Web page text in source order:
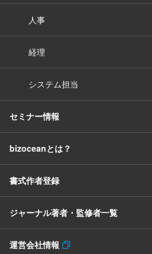
人事
経理
システム担当
セミナー情報
bizoceanとは？
書式作者登録
ジャーナル著者・監修者一覧
運営会社情報